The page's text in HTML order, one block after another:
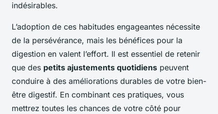
indésirables.
L’adoption de ces habitudes engageantes nécessite
de la persévérance, mais les bénéfices pour la
digestion en valent l’effort. Il est essentiel de retenir
que des petits ajustements quotidiens peuvent
conduire à des améliorations durables de votre bien-
être digestif. En combinant ces pratiques, vous
mettrez toutes les chances de votre côté pour